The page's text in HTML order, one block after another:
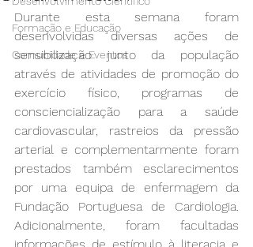
Formação e Educação
Comunidade e Eventos
Durante esta semana foram
desenvolvidas diversas ações de
sensibilização junto da população
através de atividades de promoção do
exercício físico, programas de
consciencialização para a saúde
cardiovascular, rastreios da pressão
arterial e complementarmente foram
prestados também esclarecimentos
por uma equipa de enfermagem da
Fundação Portuguesa de Cardiologia.
Adicionalmente, foram facultadas